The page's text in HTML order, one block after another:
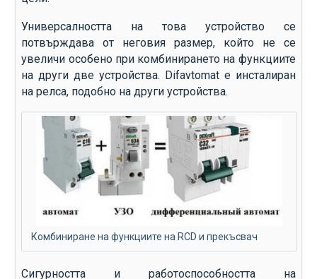
Универсалността на това устройство се
потвърждава от неговия размер, който не се
увеличи особено при комбинирането на функциите
на други две устройства. Difavtomat е инсталиран
на релса, подобно на други устройства.
Комбиниране на функциите на RCD и прекъсвач
Сигурността и работоспособността на